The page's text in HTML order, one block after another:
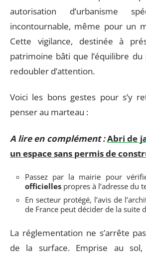
autorisation d’urbanisme
incontournable, même pour un
Cette vigilance, destinée à
patrimoine bâti que l’équilibre du
redoubler d’attention.
Voici les bons gestes pour s’y
penser au marteau :
A lire en complément :Abri de
un espace sans permis de
Passez par la mairie pour
officielles propres à l’adresse du
En secteur protégé, l’avis de
de France peut décider de la suite
La réglementation ne s’arrête
de la surface. Emprise au sol,